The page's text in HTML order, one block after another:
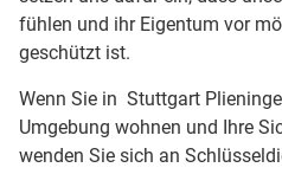
fühlen und ihr Eigentum vor
geschützt ist.
Wenn Sie in Stuttgart
Umgebung wohnen und Ihre
wenden Sie sich an